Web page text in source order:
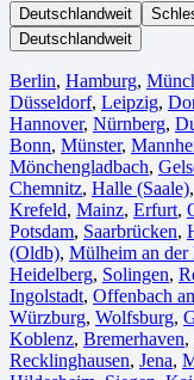
Deutschlandweit
Deutschlandweit
Berlin⁠, Hamburg,
Düsseldorf, Leipzig,
Hannover, Nürnberg,
Bonn⁠, Münster⁠,
Mönchengladbach⁠,
Chemnitz⁠, Halle (Saale)⁠,
Krefeld⁠, Mainz⁠, Erfurt,
Potsdam, Saarbrücken⁠,
(Oldb), Mülheim an der
Heidelberg, Solingen,
Ingolstadt, Offenbach
Würzburg, Wolfsburg⁠,
Koblenz, Bremerhaven⁠,
Recklinghausen, Jena⁠,